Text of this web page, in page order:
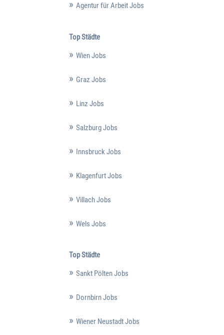
Agentur für Arbeit Jobs
Top Städte
Wien Jobs
Graz Jobs
Linz Jobs
Salzburg Jobs
Innsbruck Jobs
Klagenfurt Jobs
Villach Jobs
Wels Jobs
Top Städte
Sankt Pölten Jobs
Dornbirn Jobs
Wiener Neustadt Jobs